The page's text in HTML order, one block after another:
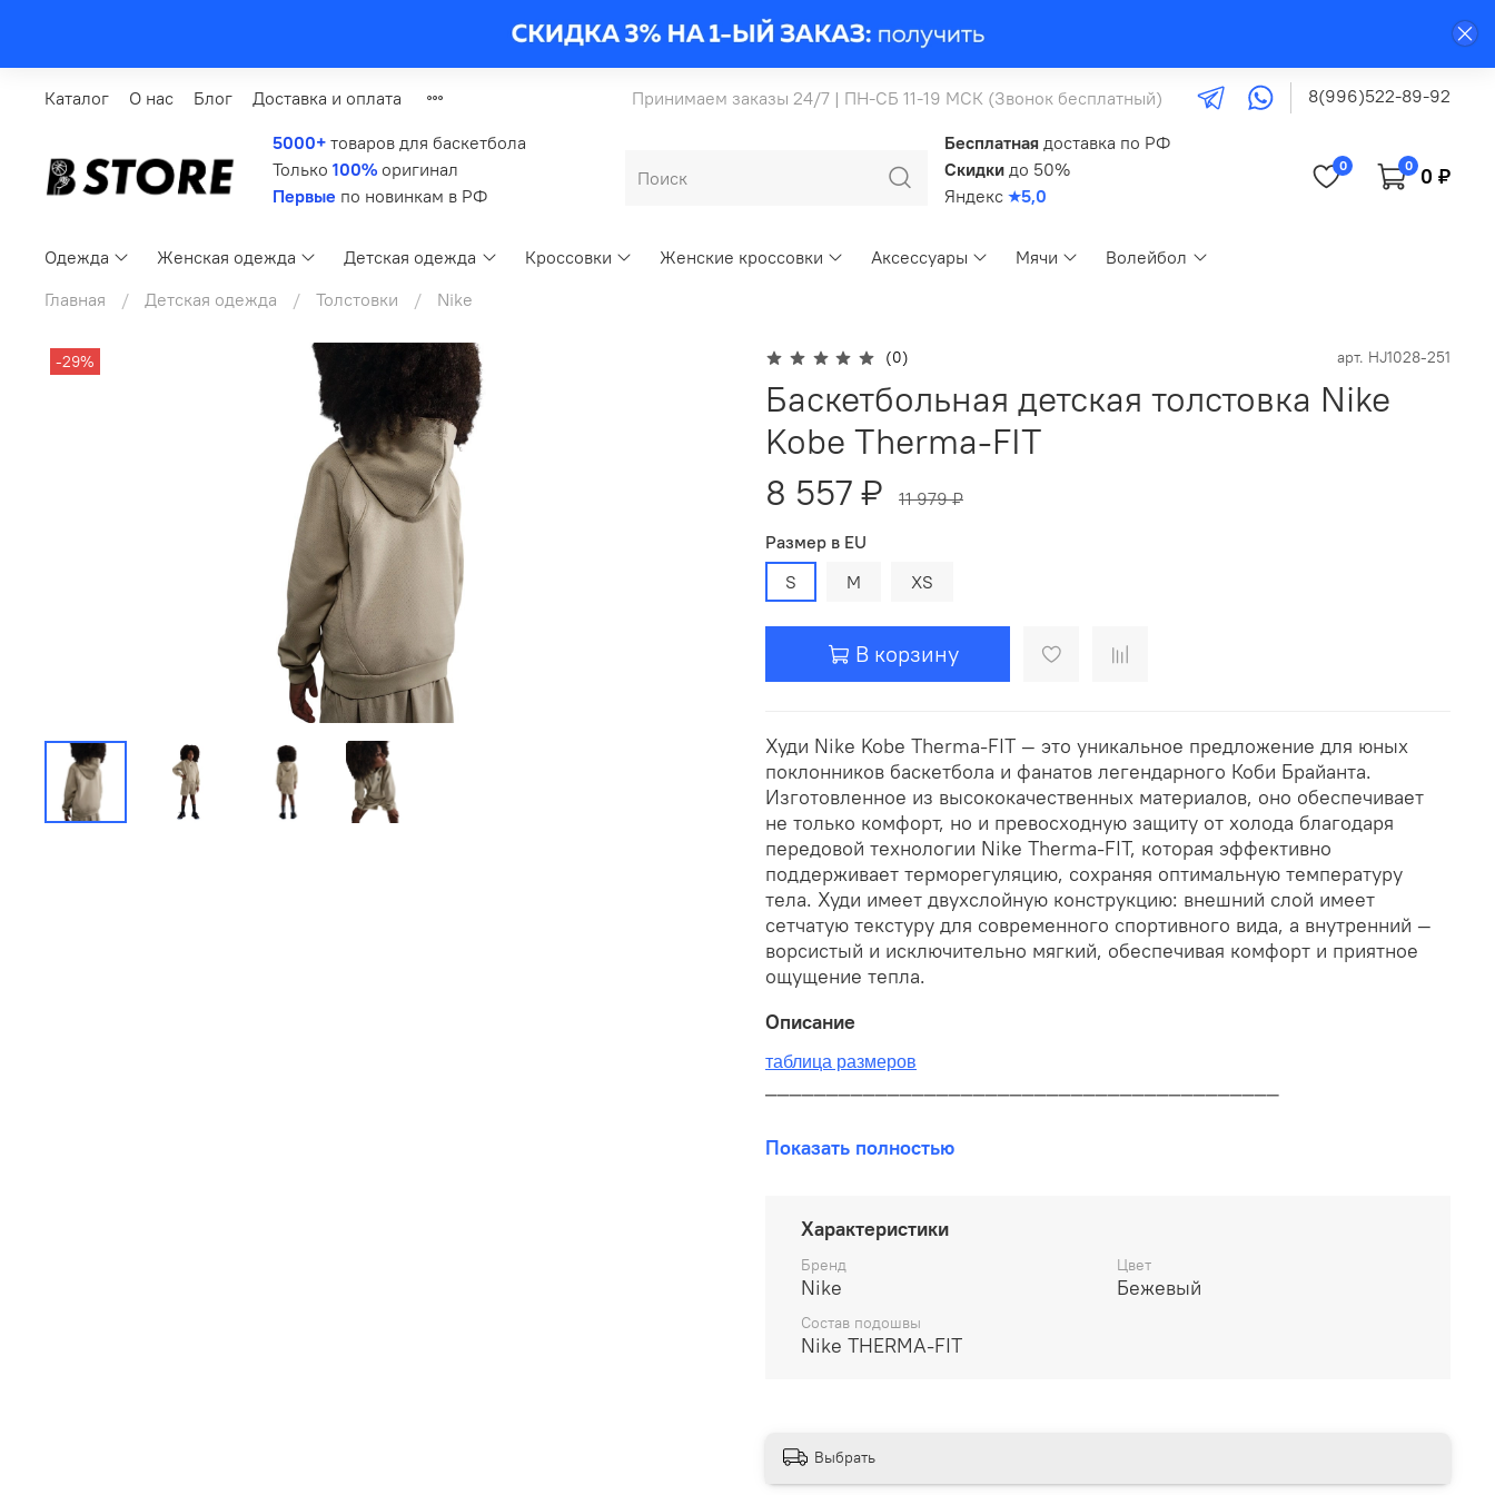
Каталог О нас Блог Доставка и оплата Принимаем заказы 24/7 | ПН-СБ 11-19 МСК (Звонок бесплатный) 8(996)522-89-92
5000+ товаров для баскетбола
Только 100% оригинал
Первые по новинкам в РФ
Бесплатная доставка по РФ
Скидки до 50%
Яндекс ★5,0
0 0 0 ₽
Одежда Женская одежда Детская одежда Кроссовки Женские кроссовки Аксессуары Мячи
Волейбол
Главная
Детская одежда Толстовки Nike
-29% (0) арт. HJ1028-251
Баскетбольная детская толстовка Nike
Kobe Therma-FIT
8 557 ₽
11 979 ₽
Размер в EU
S
M XS
В корзину
Худи Nike Kobe Therma-FIT — это уникальное предложение для юных
поклонников баскетбола и фанатов легендарного Коби Брайанта.
Изготовленное из высококачественных материалов, оно обеспечивает
не только комфорт, но и превосходную защиту от холода благодаря
передовой технологии Nike Therma-FIT, которая эффективно
поддерживает терморегуляцию, сохраняя оптимальную температуру
тела. Худи имеет двухслойную конструкцию: внешний слой имеет
сетчатую текстуру для современного спортивного вида, а внутренний —
ворсистый и исключительно мягкий, обеспечивая комфорт и приятное
ощущение тепла.
Описание
таблица размеров
__________________________________________
Бесплатная доставка:
По всей России от 10 до 14 дней
Почтой России 1 классом
Показать полностью
Характеристики
Бренд
Nike
Цвет
Бежевый
Состав подошвы
Nike THERMA-FIT
Выбрать